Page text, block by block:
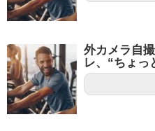
外カメラ自
レ、“ちょっ